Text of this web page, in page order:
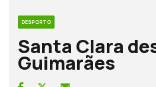
DESPORTO
Santa Clara
Guimarães